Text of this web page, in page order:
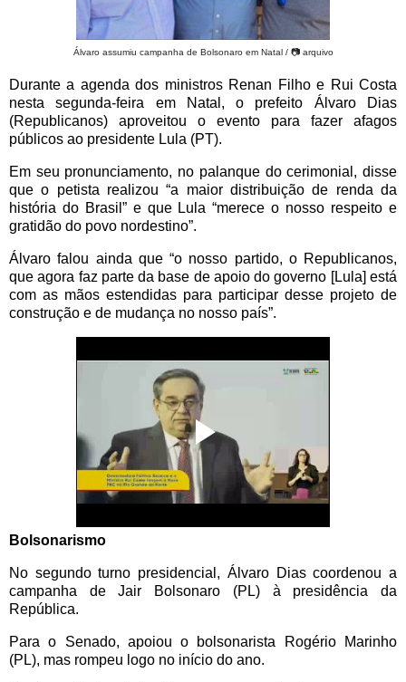
Álvaro assumiu campanha de Bolsonaro em Natal / 📷 arquivo
Durante a agenda dos ministros Renan Filho e Rui Costa
nesta segunda-feira em Natal, o prefeito Álvaro Dias
(Republicanos) aproveitou o evento para fazer afagos
públicos ao presidente Lula (PT).
Em seu pronunciamento, no palanque do cerimonial, disse
que o petista realizou “a maior distribuição de renda da
história do Brasil” e que Lula “merece o nosso respeito e
gratidão do povo nordestino”.
Álvaro falou ainda que “o nosso partido, o Republicanos,
que agora faz parte da base de apoio do governo [Lula] está
com as mãos estendidas para participar desse projeto de
construção e de mudança no nosso país”.
Bolsonarismo
No segundo turno presidencial, Álvaro Dias coordenou a
campanha de Jair Bolsonaro (PL) à presidência da
República.
Para o Senado, apoiou o bolsonarista Rogério Marinho
(PL), mas rompeu logo no início do ano.